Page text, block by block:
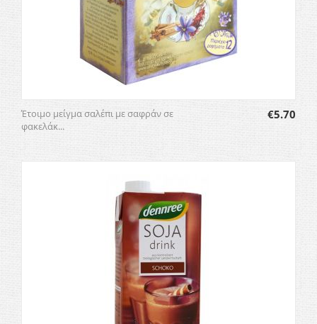
Έτοιμο μείγμα σαλέπι με σαφράν σε
φακελάκ...
€5.70